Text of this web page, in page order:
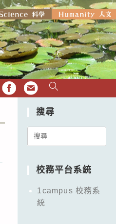
FB EMAIL
搜尋
Search
校務平台系統
1campus 校務系
統